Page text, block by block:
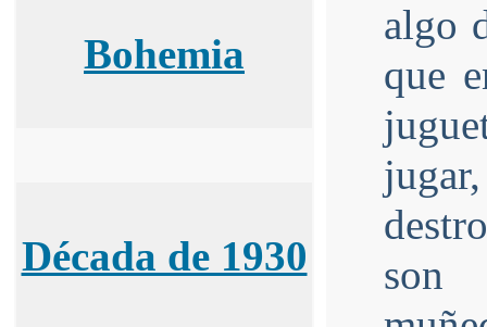
Bohemia
Década de 1930
algo
que